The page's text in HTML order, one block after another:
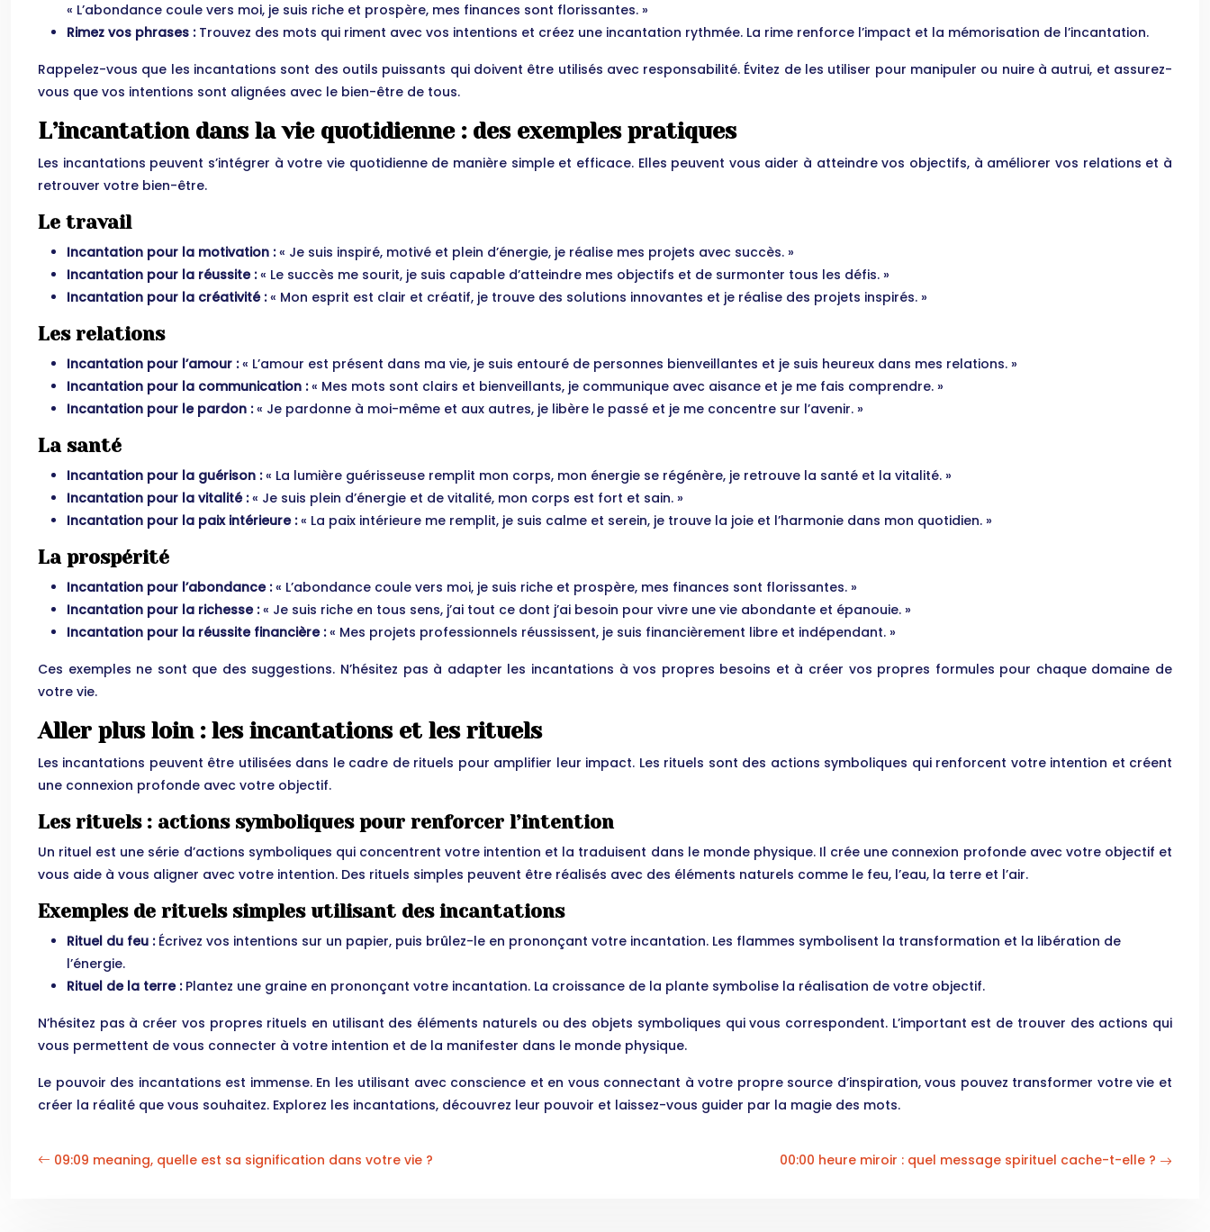
« L’abondance coule vers moi, je suis riche et prospère, mes finances sont florissantes. »
Rimez vos phrases : Trouvez des mots qui riment avec vos intentions et créez une incantation rythmée. La rime renforce l’impact et la mémorisation de l’incantation.
Rappelez-vous que les incantations sont des outils puissants qui doivent être utilisés avec responsabilité. Évitez de les utiliser pour manipuler ou nuire à autrui, et assurez-
vous que vos intentions sont alignées avec le bien-être de tous.
L’incantation dans la vie quotidienne : des exemples pratiques
Les incantations peuvent s’intégrer à votre vie quotidienne de manière simple et efficace. Elles peuvent vous aider à atteindre vos objectifs, à améliorer vos relations et à
retrouver votre bien-être.
Le travail
Incantation pour la motivation :« Je suis inspiré, motivé et plein d’énergie, je réalise mes projets avec succès. »
Incantation pour la réussite :« Le succès me sourit, je suis capable d’atteindre mes objectifs et de surmonter tous les défis. »
Incantation pour la créativité :« Mon esprit est clair et créatif, je trouve des solutions innovantes et je réalise des projets inspirés. »
Les relations
Incantation pour l’amour :« L’amour est présent dans ma vie, je suis entouré de personnes bienveillantes et je suis heureux dans mes relations. »
Incantation pour la communication :« Mes mots sont clairs et bienveillants, je communique avec aisance et je me fais comprendre. »
Incantation pour le pardon :« Je pardonne à moi-même et aux autres, je libère le passé et je me concentre sur l’avenir. »
La santé
Incantation pour la guérison :« La lumière guérisseuse remplit mon corps, mon énergie se régénère, je retrouve la santé et la vitalité. »
Incantation pour la vitalité :« Je suis plein d’énergie et de vitalité, mon corps est fort et sain. »
Incantation pour la paix intérieure :« La paix intérieure me remplit, je suis calme et serein, je trouve la joie et l’harmonie dans mon quotidien. »
La prospérité
Incantation pour l’abondance :« L’abondance coule vers moi, je suis riche et prospère, mes finances sont florissantes. »
Incantation pour la richesse :« Je suis riche en tous sens, j’ai tout ce dont j’ai besoin pour vivre une vie abondante et épanouie. »
Incantation pour la réussite financière :« Mes projets professionnels réussissent, je suis financièrement libre et indépendant. »
Ces exemples ne sont que des suggestions. N’hésitez pas à adapter les incantations à vos propres besoins et à créer vos propres formules pour chaque domaine de
votre vie.
Aller plus loin : les incantations et les rituels
Les incantations peuvent être utilisées dans le cadre de rituels pour amplifier leur impact. Les rituels sont des actions symboliques qui renforcent votre intention et créent
une connexion profonde avec votre objectif.
Les rituels : actions symboliques pour renforcer l’intention
Un rituel est une série d’actions symboliques qui concentrent votre intention et la traduisent dans le monde physique. Il crée une connexion profonde avec votre objectif et
vous aide à vous aligner avec votre intention. Des rituels simples peuvent être réalisés avec des éléments naturels comme le feu, l’eau, la terre et l’air.
Exemples de rituels simples utilisant des incantations
Rituel du feu : Écrivez vos intentions sur un papier, puis brûlez-le en prononçant votre incantation. Les flammes symbolisent la transformation et la libération de
l’énergie.
Rituel de la terre : Plantez une graine en prononçant votre incantation. La croissance de la plante symbolise la réalisation de votre objectif.
N’hésitez pas à créer vos propres rituels en utilisant des éléments naturels ou des objets symboliques qui vous correspondent. L’important est de trouver des actions qui
vous permettent de vous connecter à votre intention et de la manifester dans le monde physique.
Le pouvoir des incantations est immense. En les utilisant avec conscience et en vous connectant à votre propre source d’inspiration, vous pouvez transformer votre vie et
créer la réalité que vous souhaitez. Explorez les incantations, découvrez leur pouvoir et laissez-vous guider par la magie des mots.
09:09 meaning, quelle est sa signification dans votre vie ? 00:00 heure miroir : quel message spirituel cache-t-elle ?